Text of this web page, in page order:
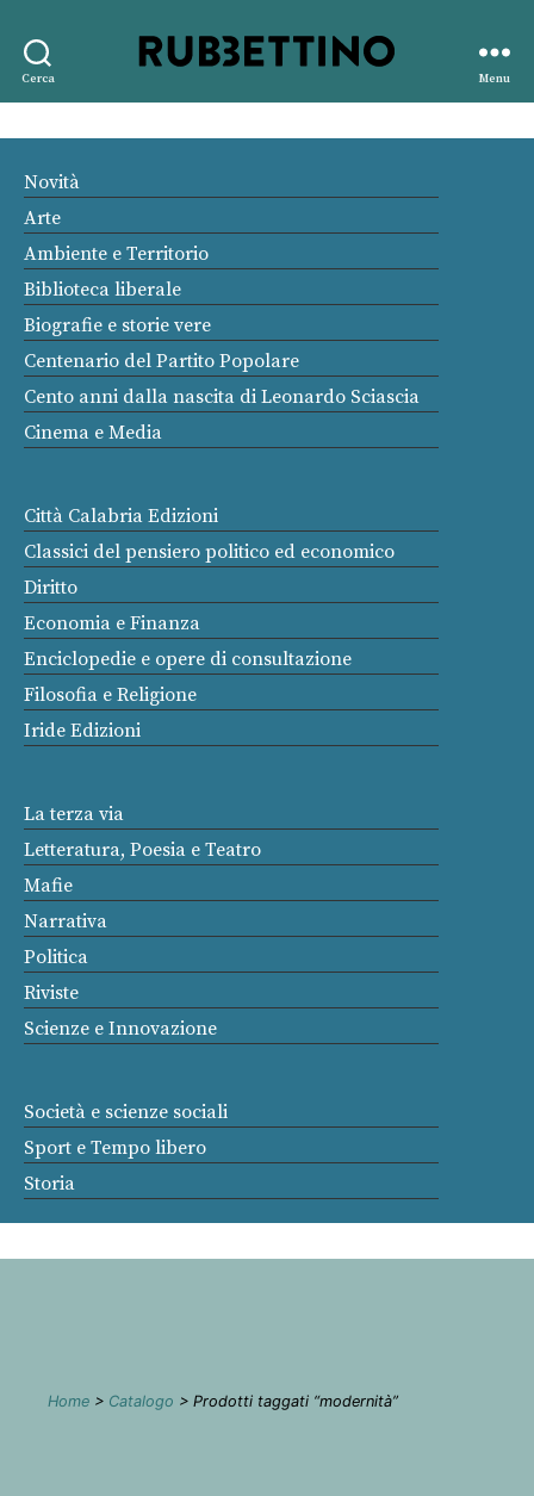
Cerca
editore
Menu
Novità
Arte
Ambiente e Territorio
Biblioteca liberale
Biografie e storie vere
Centenario del Partito Popolare
Cento anni dalla nascita di Leonardo Sciascia
Cinema e Media
Città Calabria Edizioni
Classici del pensiero politico ed economico
Diritto
Economia e Finanza
Enciclopedie e opere di consultazione
Filosofia e Religione
Iride Edizioni
La terza via
Letteratura, Poesia e Teatro
Mafie
Narrativa
Politica
Riviste
Scienze e Innovazione
Società e scienze sociali
Sport e Tempo libero
Storia
Home > Catalogo > Prodotti taggati “modernità”